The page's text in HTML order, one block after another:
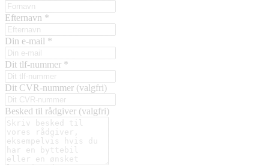
Efternavn *
Din e-mail *
Dit tlf-nummer *
Dit CVR-nummer (valgfri)
Besked til rådgiver (valgfri)